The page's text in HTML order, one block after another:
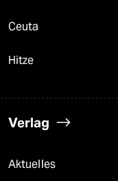
Ceuta
Hitze
Verlag
Aktuelles